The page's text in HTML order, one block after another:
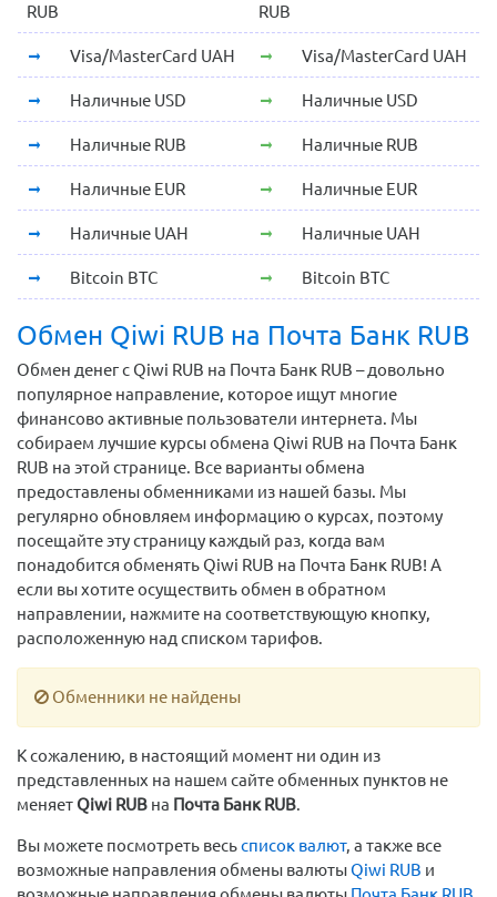
RUB
RUB
Visa/MasterCard UAH Visa/MasterCard UAH
Наличные USD Наличные USD
Наличные RUB Наличные RUB
Наличные EUR Наличные EUR
Наличные UAH Наличные UAH
Bitcoin BTC Bitcoin BTC
Обмен Qiwi RUB на Почта Банк RUB
Обмен денег с Qiwi RUB на Почта Банк RUB – довольно
популярное направление, которое ищут многие
финансово активные пользователи интернета. Мы
собираем лучшие курсы обмена Qiwi RUB на Почта Банк
RUB на этой странице. Все варианты обмена
предоставлены обменниками из нашей базы. Мы
регулярно обновляем информацию о курсах, поэтому
посещайте эту страницу каждый раз, когда вам
понадобится обменять Qiwi RUB на Почта Банк RUB! А
если вы хотите осуществить обмен в обратном
направлении, нажмите на соответствующую кнопку,
расположенную над списком тарифов.
Обменники не найдены
К сожалению, в настоящий момент ни один из
представленных на нашем сайте обменных пунктов не
меняет Qiwi RUB на Почта Банк RUB.
Вы можете посмотреть весьсписок валют, а также все
возможные направления обмены валютыQiwi RUB и